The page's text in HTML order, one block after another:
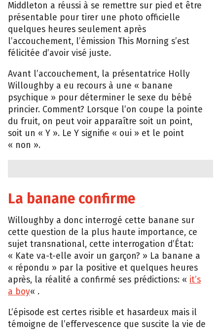
Middleton a réussi à se remettre sur pied et être
présentable pour tirer une photo officielle
quelques heures seulement après
l’accouchement, l’émission This Morning s’est
félicitée d’avoir visé juste.
Avant l’accouchement, la présentatrice Holly
Willoughby a eu recours à une « banane
psychique » pour déterminer le sexe du bébé
princier. Comment? Lorsque l’on coupe la pointe
du fruit, on peut voir apparaître soit un point,
soit un « Y ». Le Y signifie « oui » et le point
« non ».
La banane confirme
Willoughby a donc interrogé cette banane sur
cette question de la plus haute importance, ce
sujet transnational, cette interrogation d’État:
« Kate va-t-elle avoir un garçon? » La banane a
« répondu » par la positive et quelques heures
après, la réalité a confirmé ses prédictions: « it’s
a boy« .
L’épisode est certes risible et hasardeux mais il
témoigne de l’effervescence que suscite la vie de